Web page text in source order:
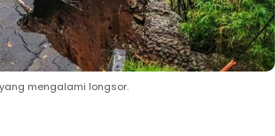
yang mengalami longsor.